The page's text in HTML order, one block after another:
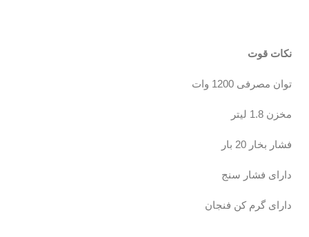
نکات قوت
توان مصرفی 1200 وات
مخزن 1.8 لیتر
فشار بخار 20 بار
دارای فشار سنج
دارای گرم کن فنجان